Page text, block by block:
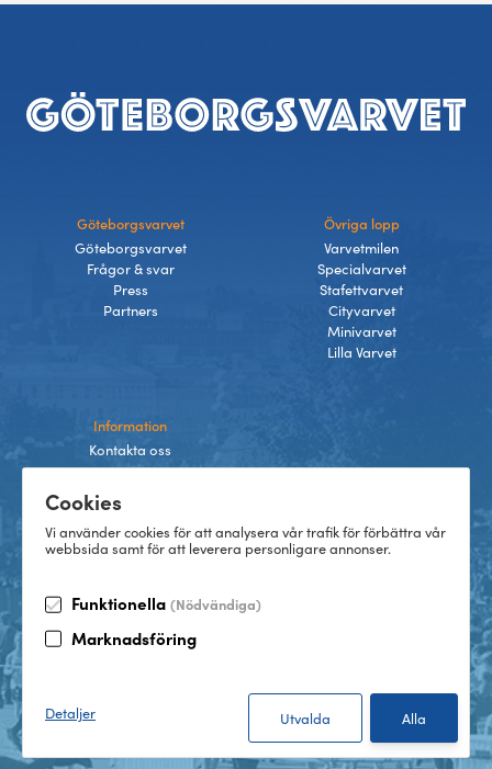
Cookies
Vi använder cookies för att analysera vår trafik för förbättra vår
webbsida samt för att leverera personligare annonser.
Funktionella (Nödvändiga)
Marknadsföring
Detaljer
Sidfot
Göteborgsvarvet
Göteborgsvarvet
Frågor & svar
Press
Partners
Övriga lopp
Varvetmilen
Specialvarvet
Stafettvarvet
Cityvarvet
Minivarvet
Lilla Varvet
Information
Kontakta oss
Villkor
Cookies